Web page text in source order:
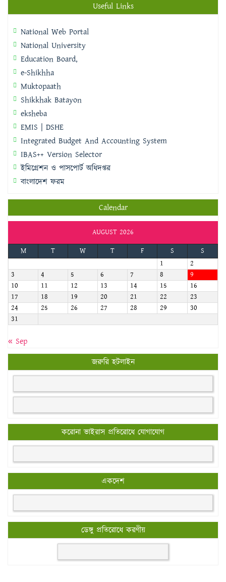
Useful Links
National Web Portal
National University
Education Board,
e-Shikhha
Muktopaath
Shikkhak Batayon
eksheba
EMIS | DSHE
Integrated Budget And Accounting System
IBAS++ Version Selector
ইমিগ্রেশন ও পাসপোর্ট অধিদপ্তর
বাংলাদেশ ফরম
Calendar
AUGUST 2026
M
T W T F S
S
1
2
3
4 5 6 7 8
9
10
11 12 13 14 15
16
17
18 19 20 21 22
23
24
25 26 27 28 29
30
31
« Sep
জরুরি হটলাইন
করোনা ভাইরাস প্রতিরোধে যোগাযোগ
একদেশ
ডেঙ্গু প্রতিরোধে করণীয়